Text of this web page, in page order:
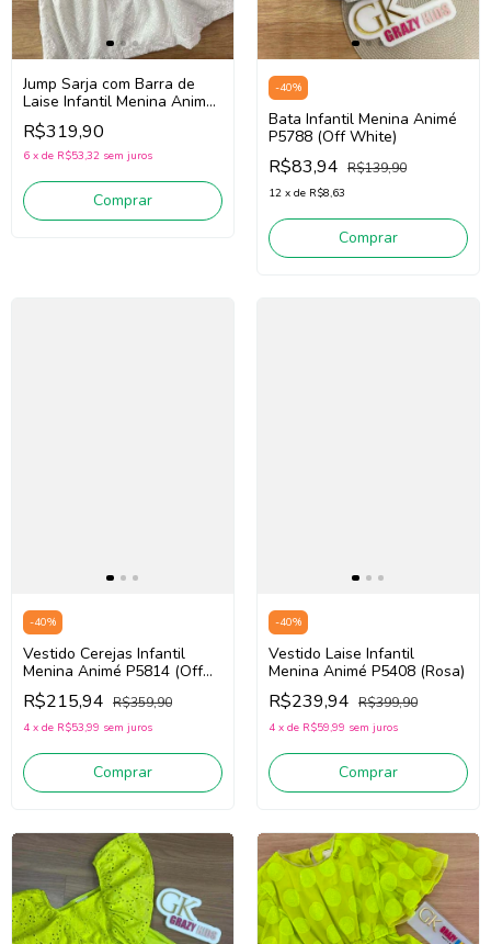
Jump Sarja com Barra de
Laise Infantil Menina Animé
P5836 (Off White)
R$319,90
6 x de R$53,32 sem juros
Comprar
-40%
Bata Infantil Menina Animé
P5788 (Off White)
R$83,94 R$139,90
12 x de R$8,63
Comprar
-40%
Vestido Cerejas Infantil
Menina Animé P5814 (Off
White)
R$215,94 R$359,90
4 x de R$53,99 sem juros
Comprar
-40%
Vestido Laise Infantil
Menina Animé P5408 (Rosa)
R$239,94 R$399,90
4 x de R$59,99 sem juros
Comprar